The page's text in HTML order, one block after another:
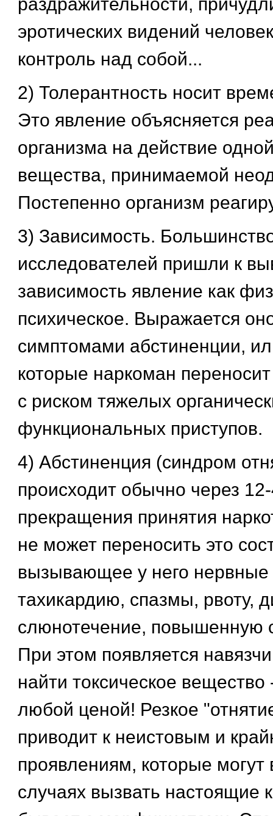
раздражительности,
эротических видений
контроль над собой...
2) Толерантность носит
Это явление объясняется
организма на действие
вещества, принимаемой
Постепенно организм
3) Зависимость.
исследователей пришли к
зависимость явление как
психическое. Выражается
симптомами абстиненции,
которые наркоман
с риском тяжелых
функциональных приступов.
4) Абстиненция (синдром
происходит обычно через
прекращения принятия
не может переносить это
вызывающее у него нервные
тахикардию, спазмы, рвоту,
слюнотечение, повышенную
При этом появляется
найти токсическое вещество
любой ценой! Резкое
приводит к неистовым и
проявлениям, которые могут
случаях вызвать настоящие